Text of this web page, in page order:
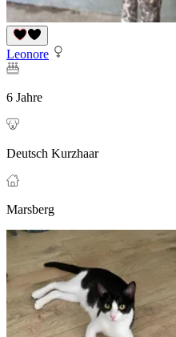
Leonore
6 Jahre
Deutsch Kurzhaar
Marsberg